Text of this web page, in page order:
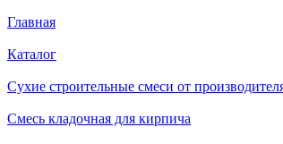
Главная
Каталог
Сухие строительные смеси от
Смесь кладочная для кирпича